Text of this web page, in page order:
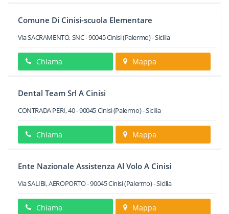
Comune Di Cinisi-scuola Elementare
Via SACRAMENTO, SNC-90045Cinisi(Palermo) -Sicilia
Chiama Mappa
Dental Team Srl A Cinisi
CONTRADA PERI, 40-90045Cinisi(Palermo) -Sicilia
Chiama Mappa
Ente Nazionale Assistenza Al Volo A Cinisi
Via SALIBI, AEROPORTO-90045Cinisi(Palermo) -Sicilia
Chiama Mappa